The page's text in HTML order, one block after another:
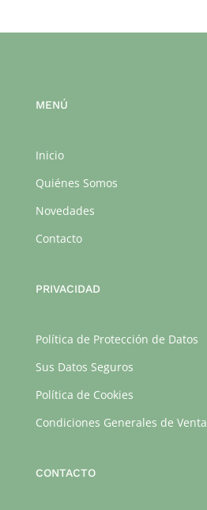
MENÚ
Inicio
Quiénes Somos
Novedades
Contacto
PRIVACIDAD
Política de Protección de Datos
Sus Datos Seguros
Política de Cookies
Condiciones Generales de Venta
CONTACTO